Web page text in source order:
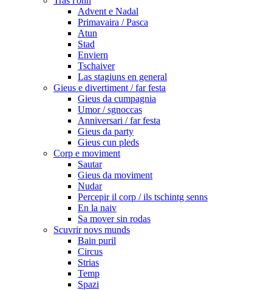
Advent e Nadal
Primavaira / Pasca
Atun
Stad
Enviern
Tschaiver
Las stagiuns en general
Gieus e divertiment / far festa
Gieus da cumpagnia
Umor / sgnoccas
Anniversari / far festa
Gieus da party
Gieus cun pleds
Corp e moviment
Sautar
Gieus da moviment
Nudar
Percepir il corp / ils tschintg senns
En la naiv
Sa mover sin rodas
Scuvrir novs munds
Bain puril
Circus
Strias
Temp
Spazi